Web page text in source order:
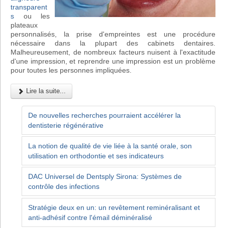
transparent
s ou les
plateaux
personnalisés, la prise d'empreintes est une procédure
nécessaire dans la plupart des cabinets dentaires.
Malheureusement, de nombreux facteurs nuisent à l'exactitude
d'une impression, et reprendre une impression est un problème
pour toutes les personnes impliquées.
Lire la suite...
De nouvelles recherches pourraient accélérer la
dentisterie régénérative
La notion de qualité de vie liée à la santé orale, son
utilisation en orthodontie et ses indicateurs
DAC Universel de Dentsply Sirona: Systèmes de
contrôle des infections
Stratégie deux en un: un revêtement reminéralisant et
anti-adhésif contre l'émail déminéralisé